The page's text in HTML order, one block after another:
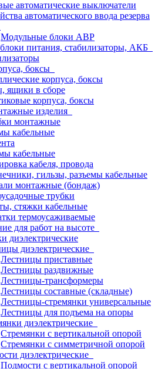
автоматические выключатели
автоматического ввода резерва
Модульные блоки АВР
питания, стабилизаторы, АКБ
боксы
корпуса, боксы
ящики в сборе
корпуса, боксы
изделия
монтажные
кабельные
кабельные
кабеля, провода
гильзы, разъемы кабельные
монтажные (бондаж)
трубки
стяжки кабельные
термоусаживаемые
для работ на высоте
диэлектрические
диэлектрические
Лестницы приставные
Лестницы раздвижные
Лестницы-трансформеры
Лестницы составные (складные)
Лестницы-стремянки универсальные
Лестницы для подъема на опоры
диэлектрические
Стремянки с вертикальной опорой
Стремянки с симметричной опорой
диэлектрические
Подмости с вертикальной опорой